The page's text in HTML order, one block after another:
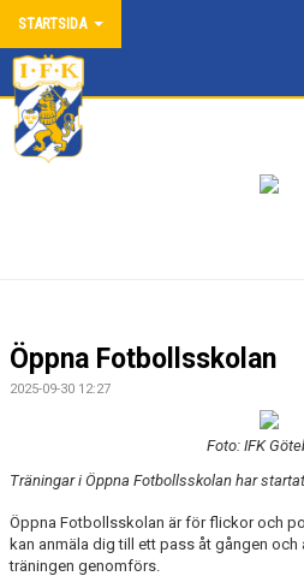
STARTSIDA
HEM
SPELARE FRÅN AKADEMIN
IFKGOTEBORG.SE
IFKDB.SE
Öppna Fotbollsskolan
2025-09-30 12:27
Foto: IFK
Träningar i Öppna Fotbollsskolan har
Öppna Fotbollsskolan är för flickor och
kan anmäla dig till ett pass åt gången och
träningen genomförs.